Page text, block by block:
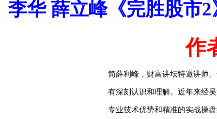
李华 薛立峰《完胜股市
作
简薛利峰，财富讲坛特邀讲师
有深刻认识和理解。近年来经
专业技术优势和精准的实战操